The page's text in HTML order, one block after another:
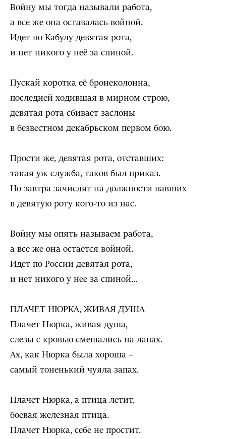
Войну мы тогда называли работа,
а все же она оставалась войной.
Идет по Кабулу девятая рота,
и нет никого у неё за спиной.
Пускай коротка её бронеколонна,
последней ходившая в мирном строю,
девятая рота сбивает заслоны
в безвестном декабрьском первом бою.
Прости же, девятая рота, отставших:
такая уж служба, таков был приказ.
Но завтра зачислят на должности павших
в девятую роту кого-то из нас.
Войну мы опять называем работа,
а все же она остается войной.
Идет по России девятая рота,
и нет никого у нее за спиной…
ПЛАЧЕТ НЮРКА, ЖИВАЯ ДУША
Плачет Нюрка, живая душа,
слезы с кровью смешались на лапах.
Ах, как Нюрка была хороша –
самый тоненький чуяла запах.
Плачет Нюрка, а птица летит,
боевая железная птица.
Плачет Нюрка, себе не простит.